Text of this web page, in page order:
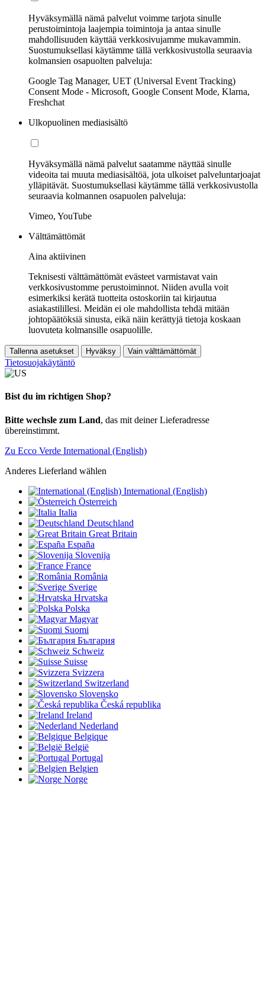
Hyväksymällä nämä palvelut voimme tarjota sinulle
perustoimintoja laajempia toimintoja ja antaa sinulle
mahdollisuuden käyttää verkkosivujamme mukavammin.
Suostumuksellasi käytämme tällä verkkosivustolla seuraavia
kolmansien osapuolten palveluja:
Google Tag Manager, UET (Universal Event Tracking)
Consent Mode - Microsoft, Google Consent Mode, Klarna,
Freshchat
Ulkopuolinen mediasisältö
Hyväksymällä nämä palvelut saatamme näyttää sinulle
videoita tai muuta mediasisältöä, jota ulkoiset palveluntarjoajat
ylläpitävät. Suostumuksellasi käytämme tällä verkkosivustolla
seuraavia kolmannen osapuolen palveluja:
Vimeo, YouTube
Välttämättömät
Aina aktiivinen
Teknisesti välttämättömät evästeet varmistavat vain
verkkosivustomme perustoiminnot. Niiden avulla voit
esimerkiksi kerätä tuotteita ostoskoriin tai kirjautua
asiakastilillesi. Meidän ei ole mahdollista tehdä mitään
johtopäätöksiä sinusta, eikä näin kerättyjä tietoja koskaan
luovuteta kolmansille osapuolille.
Tallenna asetukset Hyväksy Vain välttämättömät
Tietosuojakäytäntö
Bist du im richtigen Shop?
Bitte wechsle zum Land, das mit deiner Lieferadresse
übereinstimmt.
Zu Ecco Verde International (English)
Anderes Lieferland wählen
International (English)
Österreich
Italia
Deutschland
Great Britain
España
Slovenija
France
România
Sverige
Hrvatska
Polska
Magyar
Suomi
България
Schweiz
Suisse
Svizzera
Switzerland
Slovensko
Česká republika
Ireland
Nederland
Belgique
België
Portugal
Belgien
Norge